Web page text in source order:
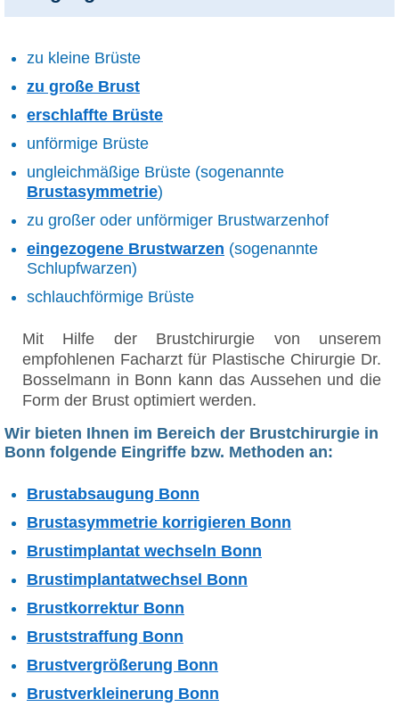
zu kleine Brüste
zu große Brust
erschlaffte Brüste
unförmige Brüste
ungleichmäßige Brüste (sogenannte
Brustasymmetrie)
zu großer oder unförmiger Brustwarzenhof
eingezogene Brustwarzen (sogenannte
Schlupfwarzen)
schlauchförmige Brüste
Mit Hilfe der Brustchirurgie von unserem
empfohlenen Facharzt für Plastische Chirurgie Dr.
Bosselmann in Bonn kann das Aussehen und die
Form der Brust optimiert werden.
Wir bieten Ihnen im Bereich der Brustchirurgie in
Bonn folgende Eingriffe bzw. Methoden an:
Brustabsaugung Bonn
Brustasymmetrie korrigieren Bonn
Brustimplantat wechseln Bonn
Brustimplantatwechsel Bonn
Brustkorrektur Bonn
Bruststraffung Bonn
Brustvergrößerung Bonn
Brustverkleinerung Bonn